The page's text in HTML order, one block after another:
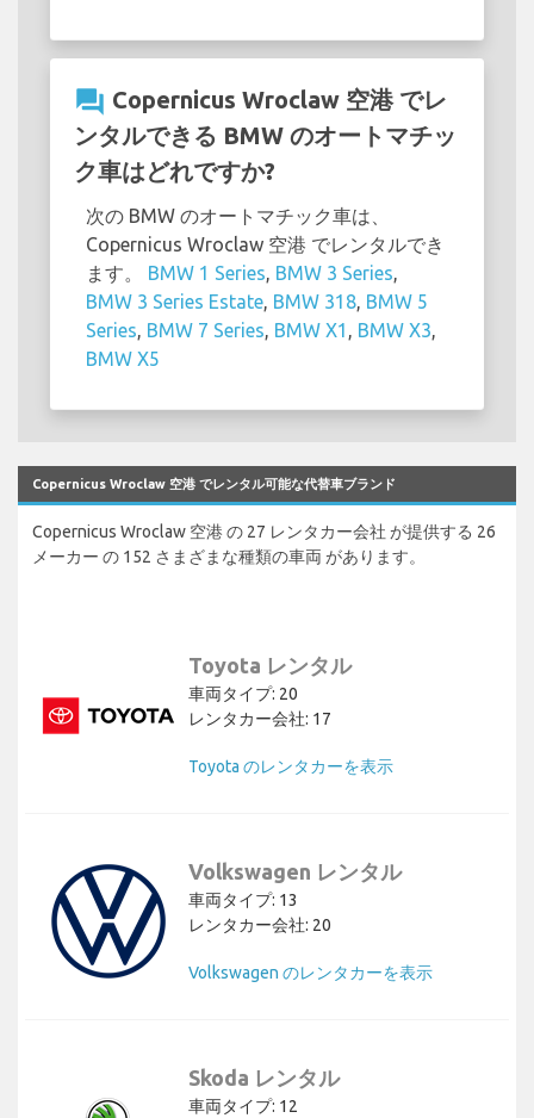
question_answer Copernicus Wroclaw 空港 でレ
ンタルできる BMW のオートマチッ
ク車はどれですか?
次の BMW のオートマチック車は、
Copernicus Wroclaw 空港 でレンタルでき
ます。 BMW 1 Series, BMW 3 Series,
BMW 3 Series Estate, BMW 318, BMW 5
Series, BMW 7 Series, BMW X1 , BMW X3,
BMW X5
Copernicus Wroclaw 空港 でレンタル可能な代替車ブランド
Copernicus Wroclaw 空港 の 27 レンタカー会社 が提供する 26
メーカー の 152 さまざまな種類の車両 があります。
Toyota レンタル
車両タイプ: 20
レンタカー会社: 17
Toyota のレンタカーを表示
Volkswagen レンタル
車両タイプ: 13
レンタカー会社: 20
Volkswagen のレンタカーを表示
Skoda レンタル
車両タイプ: 12